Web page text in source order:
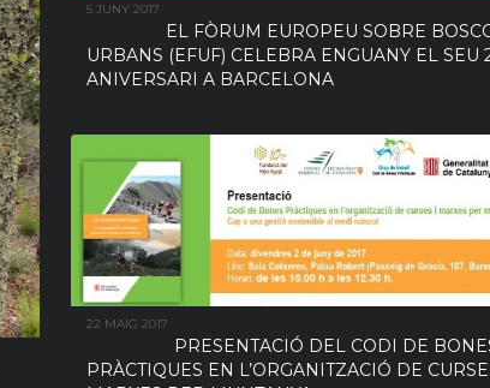
5 JUNY 2017
EL FÒRUM EUROPEU SOBRE
URBANS (EFUF) CELEBRA ENGUANY EL SEU
ANIVERSARI A BARCELONA
22 MAIG 2017
PRESENTACIÓ DEL CODI DE
PRÀCTIQUES EN L’ORGANITZACIÓ DE